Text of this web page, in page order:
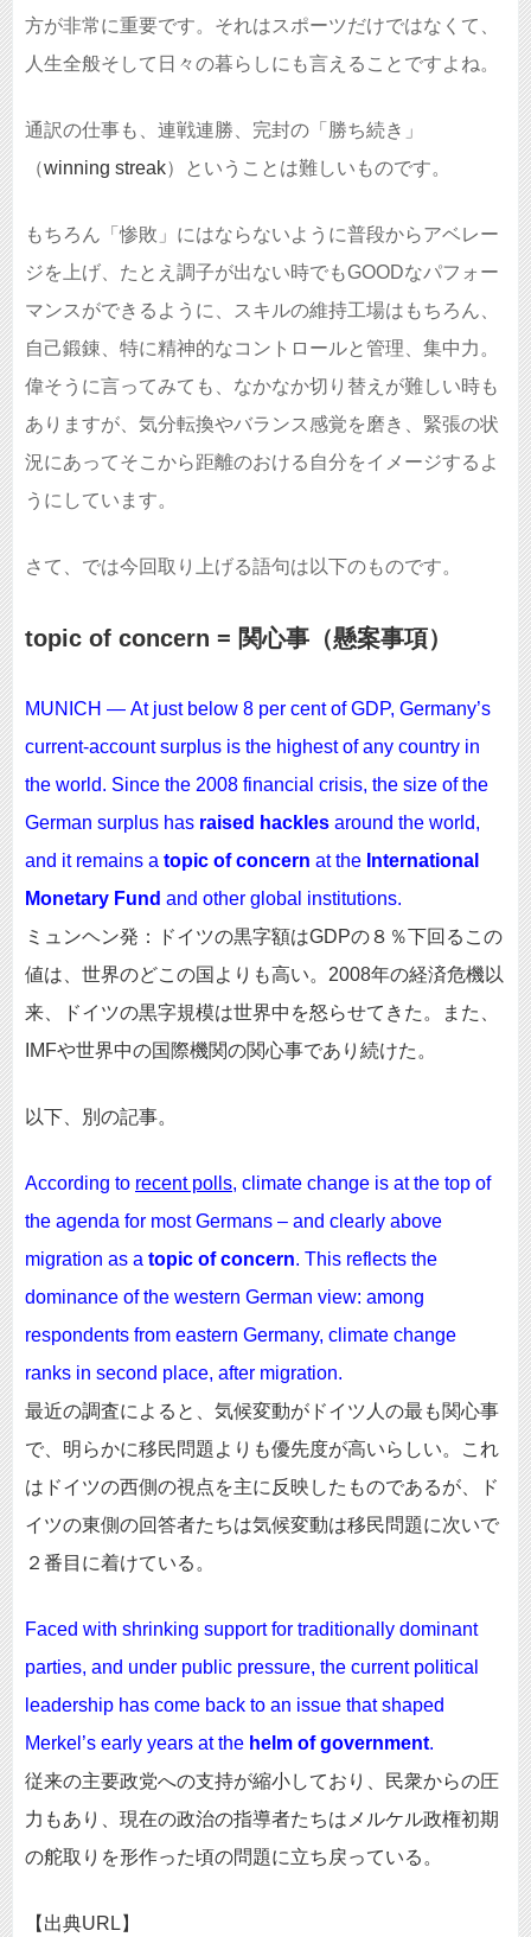
方が非常に重要です。それはスポーツだけではなくて、
人生全般そして日々の暮らしにも言えることですよね。
通訳の仕事も、連戦連勝、完封の「勝ち続き」
（winning streak）ということは難しいものです。
もちろん「惨敗」にはならないように普段からアベレー
ジを上げ、たとえ調子が出ない時でもGOODなパフォー
マンスができるように、スキルの維持工場はもちろん、
自己鍛錬、特に精神的なコントロールと管理、集中力。
偉そうに言ってみても、なかなか切り替えが難しい時も
ありますが、気分転換やバランス感覚を磨き、緊張の状
況にあってそこから距離のおける自分をイメージするよ
うにしています。
さて、では今回取り上げる語句は以下のものです。
topic of concern = 関心事（懸案事項）
MUNICH — At just below 8 per cent of GDP, Germany’s
current-account surplus is the highest of any country in
the world. Since the 2008 financial crisis, the size of the
German surplus has raised hackles around the world,
and it remains a topic of concern at the International
Monetary Fund and other global institutions.
ミュンヘン発：ドイツの黒字額はGDPの８％下回るこの
値は、世界のどこの国よりも高い。2008年の経済危機以
来、ドイツの黒字規模は世界中を怒らせてきた。また、
IMFや世界中の国際機関の関心事であり続けた。
以下、別の記事。
According to recent polls, climate change is at the top of
the agenda for most Germans – and clearly above
migration as a topic of concern. This reflects the
dominance of the western German view: among
respondents from eastern Germany, climate change
ranks in second place, after migration.
最近の調査によると、気候変動がドイツ人の最も関心事
で、明らかに移民問題よりも優先度が高いらしい。これ
はドイツの西側の視点を主に反映したものであるが、ド
イツの東側の回答者たちは気候変動は移民問題に次いで
２番目に着けている。
Faced with shrinking support for traditionally dominant
parties, and under public pressure, the current political
leadership has come back to an issue that shaped
Merkel’s early years at the helm of government.
従来の主要政党への支持が縮小しており、民衆からの圧
力もあり、現在の政治の指導者たちはメルケル政権初期
の舵取りを形作った頃の問題に立ち戻っている。
【出典URL】